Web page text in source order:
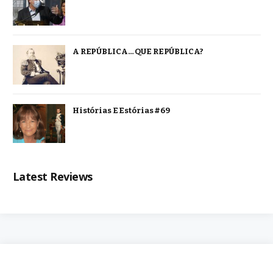
A REPÚBLICA… QUE REPÚBLICA?
Histórias E Estórias #69
Latest Reviews